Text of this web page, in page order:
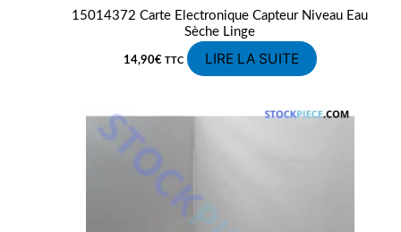
15014372 Carte Electronique Capteur Niveau Eau
Sèche Linge
14,90€ TTC LIRE LA SUITE